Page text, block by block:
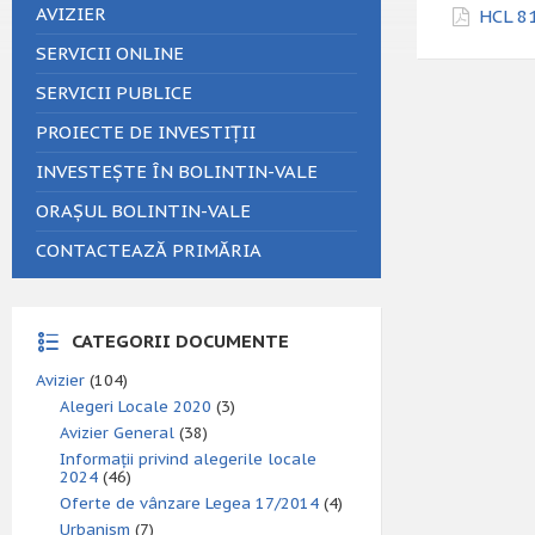
HCL
AVIZIER
SERVICII ONLINE
SERVICII PUBLICE
PROIECTE DE INVESTIȚII
INVESTEȘTE ÎN BOLINTIN-VALE
ORAȘUL BOLINTIN-VALE
CONTACTEAZĂ PRIMĂRIA
CATEGORII DOCUMENTE
Avizier (104)
Alegeri Locale 2020 (3)
Avizier General (38)
Informații privind alegerile locale
2024 (46)
Oferte de vânzare Legea 17/2014 (4)
Urbanism (7)